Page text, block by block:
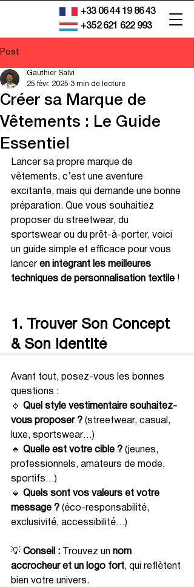
+33 06 44 19 86 43
+352 621 622 993
Post
Créer sa Marque de
Vêtements : Le Guide
Essentiel
Gauthier Salvi
25 févr. 2025 3 min de lecture
Lancer sa propre marque de
vêtements, c’est une aventure
excitante, mais qui demande une bonne
préparation. Que vous souhaitiez
proposer du streetwear, du
sportswear ou du prêt-à-porter, voici
un guide simple et efficace pour vous
lancer en intégrant les meilleures
techniques de personnalisation textile !
1. Trouver Son Concept
& Son Identité
Avant tout, posez-vous les bonnes
questions :
🔹 Quel style vestimentaire souhaitez-
vous proposer ? (streetwear, casual,
luxe, sportswear…)
🔹 Quelle est votre cible ? (jeunes,
professionnels, amateurs de mode,
sportifs…)
🔹 Quels sont vos valeurs et votre
message ? (éco-responsabilité,
exclusivité, accessibilité…)
💡 Conseil : Trouvez un nom
accrocheur et un logo fort, qui reflètent
bien votre univers.